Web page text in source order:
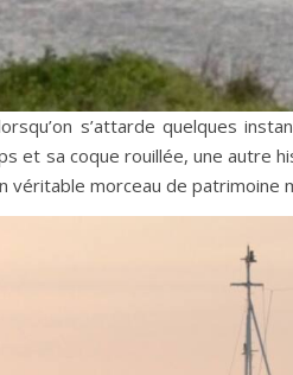
s’attarde quelques
et sa coque rouillée, une autre
véritable morceau de patrimoine